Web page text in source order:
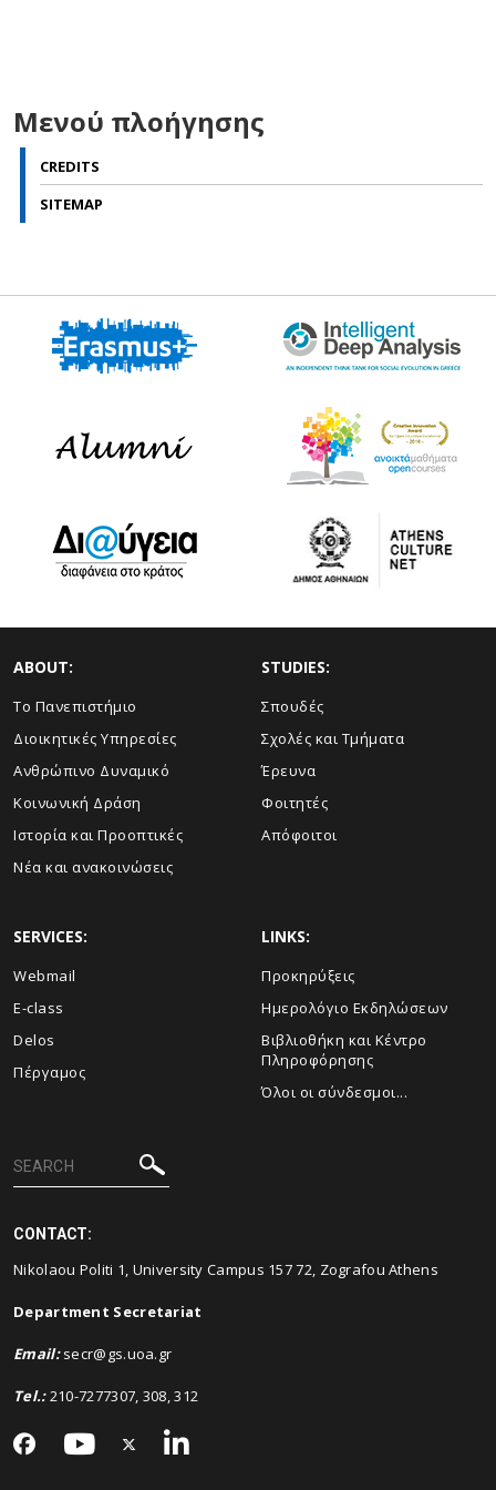
Μενού πλοήγησης
CREDITS
SITEMAP
ABOUT:
Το Πανεπιστήμιο
Διοικητικές Υπηρεσίες
Ανθρώπινο Δυναμικό
Κοινωνική Δράση
Ιστορία και Προοπτικές
Νέα και ανακοινώσεις
STUDIES:
Σπουδές
Σχολές και Τμήματα
Έρευνα
Φοιτητές
Απόφοιτοι
SERVICES:
Webmail
E-class
Delos
Πέργαμος
LINKS:
Προκηρύξεις
Ημερολόγιο Εκδηλώσεων
Βιβλιοθήκη και Κέντρο
Πληροφόρησης
Όλοι οι σύνδεσμοι...
CONTACT:
Nikolaou Politi 1, University Campus 157 72, Zografou Athens
Department Secretariat
Email: secr@gs.uoa.gr
Tel.:210-7277307, 308, 312